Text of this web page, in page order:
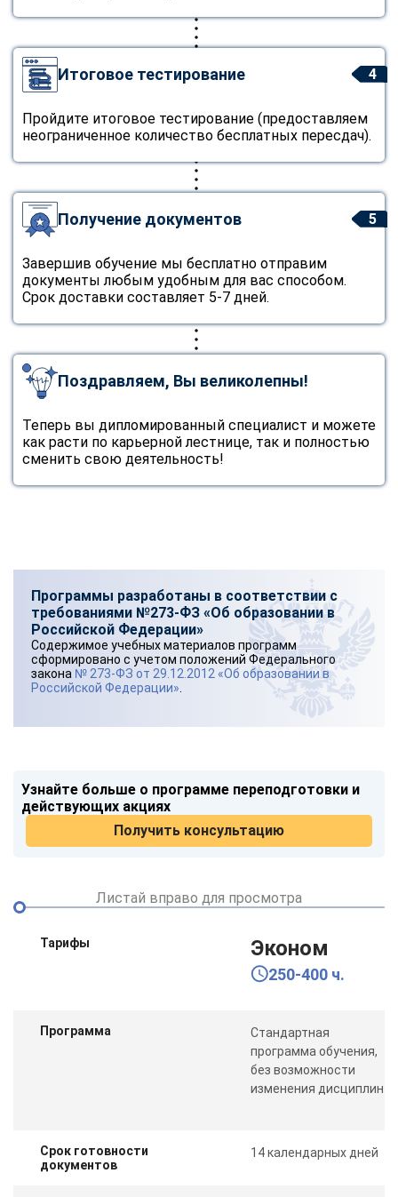
4
Итоговое тестирование
Пройдите итоговое тестирование (предоставляем
неограниченное количество бесплатных пересдач).
5
Получение документов
Завершив обучение мы бесплатно отправим
документы любым удобным для вас способом.
Срок доставки составляет 5-7 дней.
Поздравляем, Вы великолепны!
Теперь вы дипломированный специалист и можете
как расти по карьерной лестнице, так и полностью
сменить свою деятельность!
Программы разработаны в соответствии с
требованиями №273-ФЗ «Об образовании в
Российской Федерации»
Содержимое учебных материалов программ
сформировано с учетом положений Федерального
закона № 273-ФЗ от 29.12.2012 «Об образовании в
Российской Федерации»
Узнайте больше о программе переподготовки и
действующих акциях
Получить консультацию
Листай вправо для просмотра
Тарифы Эконом
250-400 ч.
Программа
Стандартная
программа обучения,
без возможности
изменения дисциплин
Срок готовности
документов
14 календарных дней